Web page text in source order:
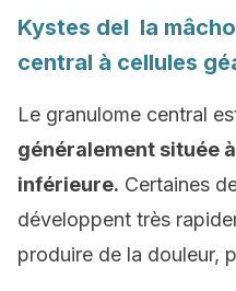
Kystes del la
central à cellules
Le granulome central
généralement située
inférieure. Certaines
développent très
produire de la douleur,